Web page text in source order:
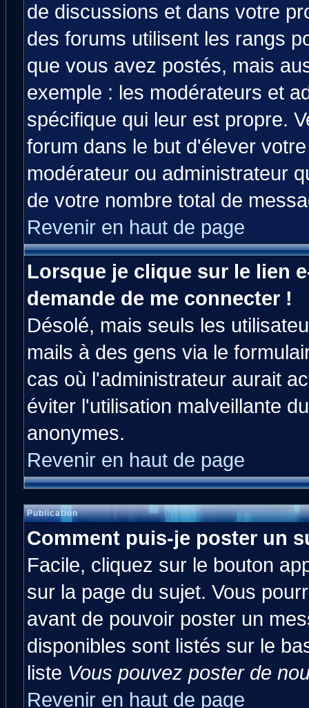
de discussions et dans votre
des forums utilisent les rangs
que vous avez postés, mais
exemple : les modérateurs et
spécifique qui leur est propre.
forum dans le but d'élever
modérateur ou administrateur
de votre nombre total de
Revenir en haut de page
Lorsque je clique sur le lien
demande de me connecter !
Désolé, mais seuls les
mails à des gens via le
cas où l'administrateur aurait
éviter l'utilisation malveillante
anonymes.
Revenir en haut de page
Publication
Comment puis-je poster un
Facile, cliquez sur le bouton
sur la page du sujet. Vous
avant de pouvoir poster un
disponibles sont listés sur le
liste Vous pouvez poster de
Revenir en haut de page